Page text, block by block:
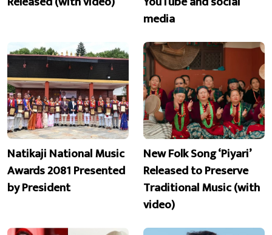
media
Natikaji National Music
Awards 2081 Presented
by President
New Folk Song ‘Piyari’
Released to Preserve
Traditional Music (with
video)